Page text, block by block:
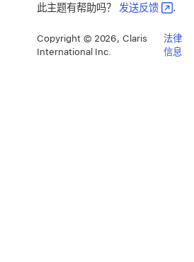
此主题有帮助吗？ 发送反馈 .
Copyright © 2026, Claris
International Inc.
法律
信息